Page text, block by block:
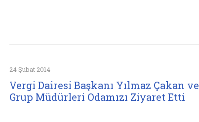
24 Şubat 2014
Vergi Dairesi Başkanı Yılmaz Çakan ve
Grup Müdürleri Odamızı Ziyaret Etti